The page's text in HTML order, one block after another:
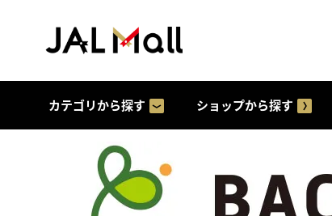
カテゴリから探す ショップから探す